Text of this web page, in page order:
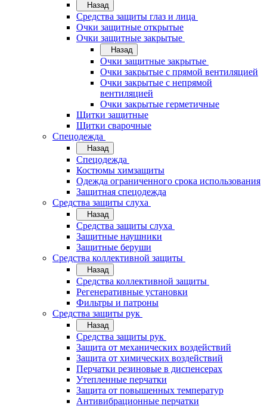
Назад
Средства защиты глаз и лица
Очки защитные открытые
Очки защитные закрытые
Назад
Очки защитные закрытые
Очки закрытые с прямой вентиляцией
Очки закрытые с непрямой
вентиляцией
Очки закрытые герметичные
Щитки защитные
Щитки сварочные
Спецодежда
Назад
Спецодежда
Костюмы химзащиты
Одежда ограниченного срока использования
Защитная спецодежда
Средства защиты слуха
Назад
Средства защиты слуха
Защитные наушники
Защитные беруши
Средства коллективной защиты
Назад
Средства коллективной защиты
Регенеративные установки
Фильтры и патроны
Средства защиты рук
Назад
Средства защиты рук
Защита от механических воздействий
Защита от химических воздействий
Перчатки резиновые в диспенсерах
Утепленные перчатки
Защита от повышенных температур
Антивибрационные перчатки